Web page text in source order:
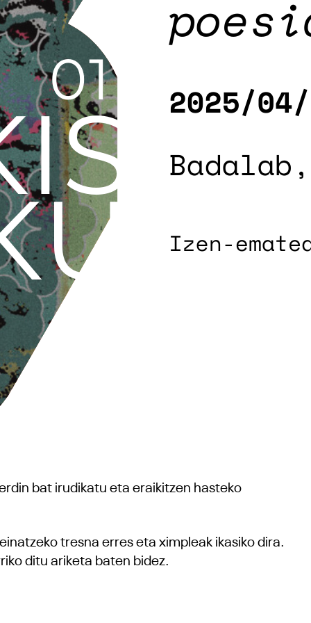
bat irudikatu eta eraikitzen hasteko
tresna erres eta ximpleak ikasiko dira.
ditu ariketa baten bidez.